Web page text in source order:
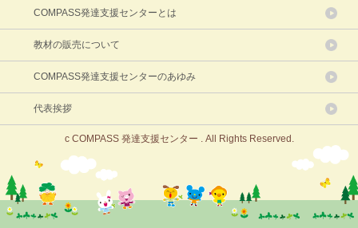
COMPASS発達支援センターとは
教材の販売について
COMPASS発達支援センターのあゆみ
代表挨拶
c COMPASS 発達支援センター . All Rights Reserved.